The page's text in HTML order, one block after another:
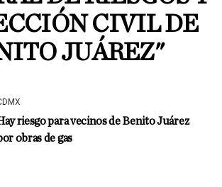
CIVIL DE
JUÁREZ"
riesgo para vecinos de Benito Juárez
obras de gas